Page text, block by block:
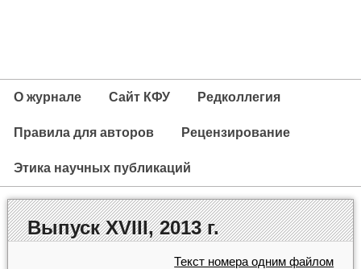
О журнале Сайт КФУ Редколлегия
Правила для авторов Рецензирование
Этика научных публикаций
Выпуск XVIII, 2013 г.
Текст номера одним файлом